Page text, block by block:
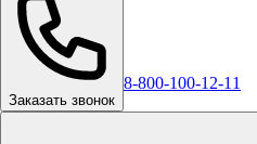
Заказать звонок
8-800-100-12-11